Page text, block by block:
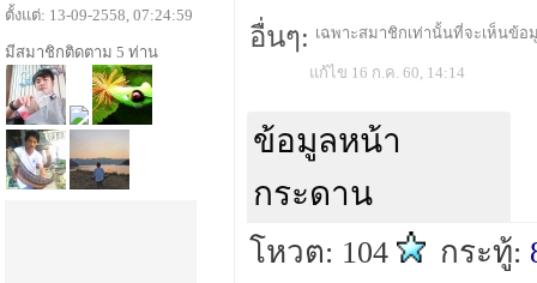
อื่นๆ: เฉพาะสมาชิกเท่านั้นที่จะเห็นข้อ
แก้ไข 16 ก.ค. 60, 14:14
ข้อมูลหน้า
กระดาน
โหวต: 104 กระทู้:
ตั้งแต่: 13-09-2558, 07:24:59
มีสมาชิกติดตาม 5 ท่าน